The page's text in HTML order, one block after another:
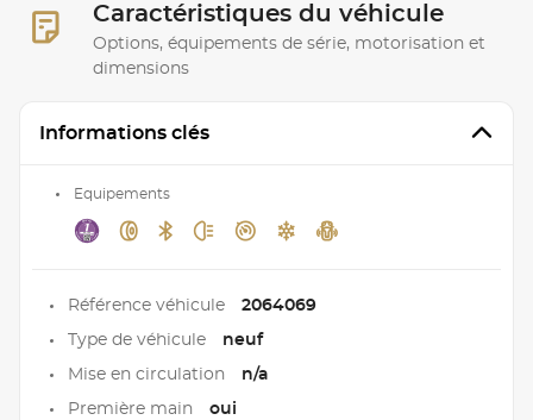
Caractéristiques du véhicule
Options, équipements de série, motorisation et
dimensions
Informations clés
Equipements
Référence véhicule 2064069
Type de véhicule neuf
Mise en circulation n/a
Première main oui